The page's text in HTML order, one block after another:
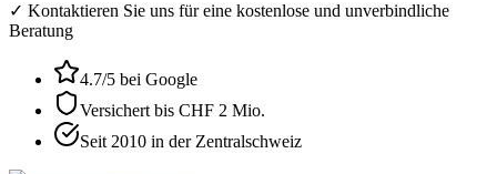
✓ Kontaktieren Sie uns für eine kostenlose und unverbindliche
Beratung
4.7/5 bei Google
Versichert bis CHF 2 Mio.
Seit 2010 in der Zentralschweiz